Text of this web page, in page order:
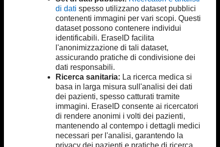
di dati spesso utilizzano dataset pubblici
contenenti immagini per vari scopi. Questi
dataset possono contenere individui
identificabili. EraseID facilita
l'anonimizzazione di tali dataset,
assicurando pratiche di condivisione dei
dati responsabili.
Ricerca sanitaria: La ricerca medica si
basa in larga misura sull'analisi dei dati
dei pazienti, spesso catturati tramite
immagini. EraseID consente ai ricercatori
di rendere anonimi i volti dei pazienti,
mantenendo al contempo i dettagli medici
necessari per l'analisi, garantendo la
privacy dei pazienti e pratiche di ricerca